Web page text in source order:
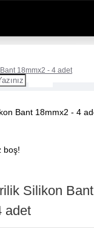
boş!
18mmx2 - 4 adet
Silikon Bant
adet